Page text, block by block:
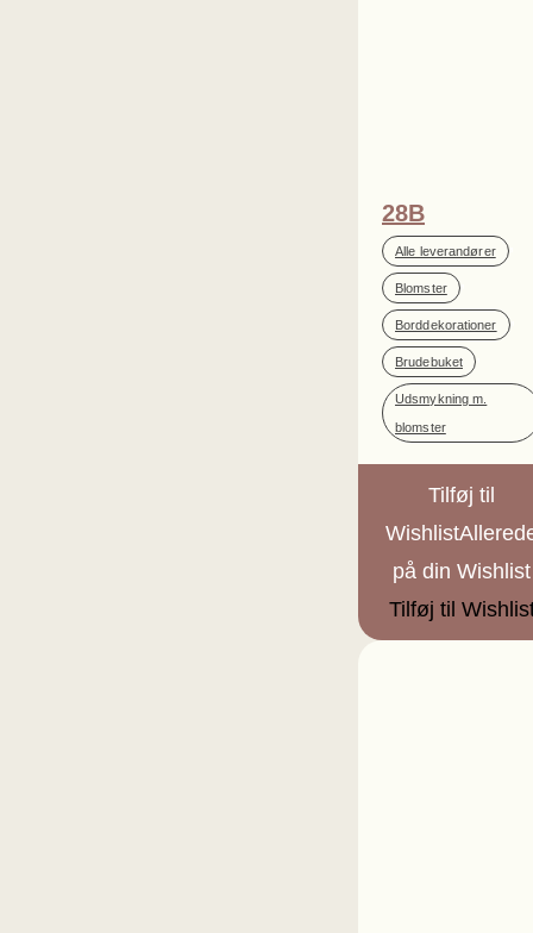
28B
Alle leverandører ,
Blomster ,
Borddekorationer ,
Brudebuket
Udsmykning m.
blomster
Tilføj til
Wishlist
på din Wishlist
Tilføj til